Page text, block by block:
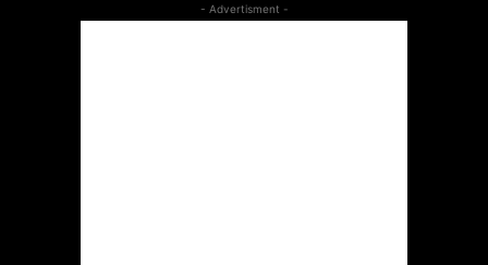
- Advertisment -